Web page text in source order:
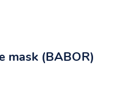
mask (BABOR)